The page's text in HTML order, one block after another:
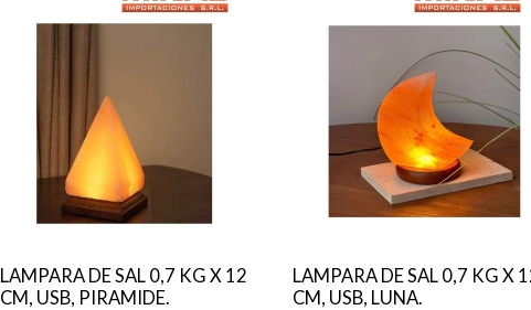
LAMPARA DE SAL 0,7 KG X 12
CM, USB, PIRAMIDE.
LAMPARA DE SAL 0,7 KG X
CM, USB, LUNA.